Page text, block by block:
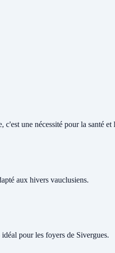
une nécessité pour la santé et
aux hivers vauclusiens.
pour les foyers de Sivergues.